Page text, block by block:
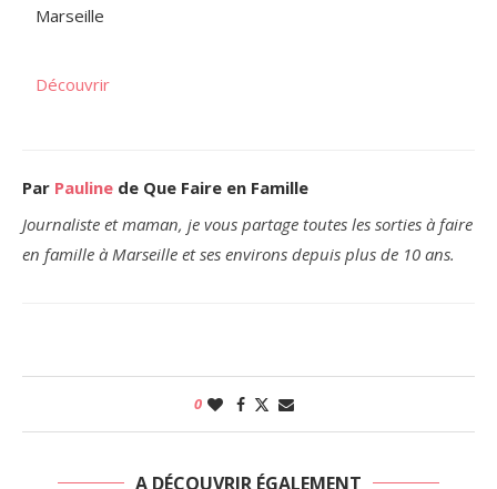
Marseille
Découvrir
Par Pauline de Que Faire en Famille
Journaliste et maman, je vous partage toutes les sorties à faire
en famille à Marseille et ses environs depuis plus de 10 ans.
0
A DÉCOUVRIR ÉGALEMENT